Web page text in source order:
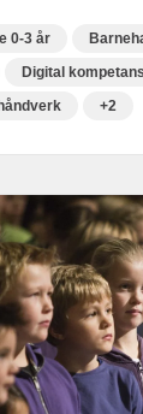
0-3 år
Digital
+2